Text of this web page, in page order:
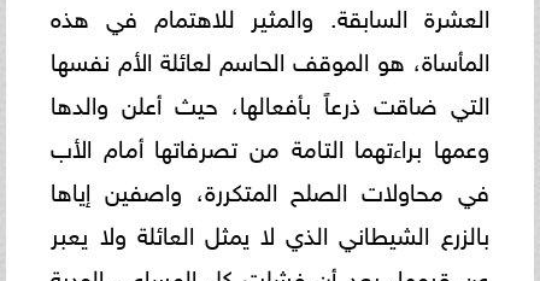
العشرة السابقة. والمثير للاهتمام في هذه
المأساة، هو الموقف الحاسم لعائلة الأم نفسها
التي ضاقت ذرعاً بأفعالها، حيث أعلن والدها
وعمها براءتهما التامة من تصرفاتها أمام الأب
في محاولات الصلح المتكررة، واصفين إياها
بالزرع الشيطاني الذي لا يمثل العائلة ولا يعبر